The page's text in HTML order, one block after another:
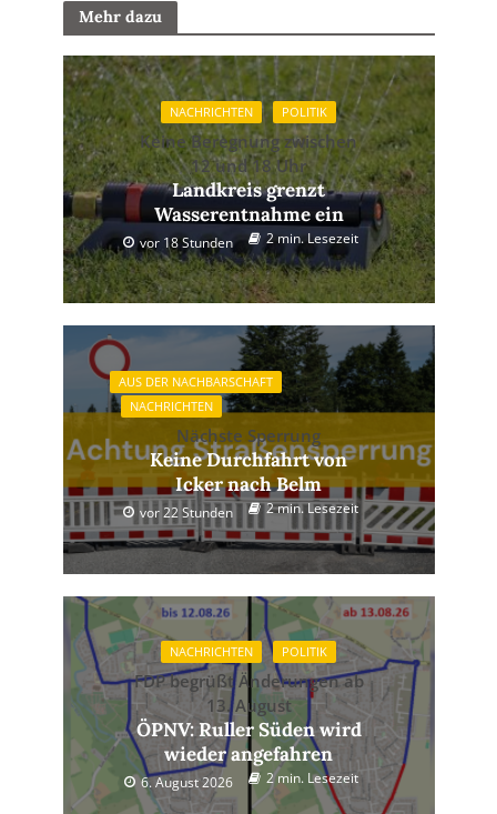
Mehr dazu
NACHRICHTEN POLITIK
Keine Beregnung zwischen
12 und 18 Uhr
Landkreis grenzt
Wasserentnahme ein
vor 18 Stunden 2 min. Lesezeit
AUS DER NACHBARSCHAFT
NACHRICHTEN
Nächste Sperrung
Keine Durchfahrt von
Icker nach Belm
vor 22 Stunden 2 min. Lesezeit
NACHRICHTEN POLITIK
FDP begrüßt Änderungen ab
13. August
ÖPNV: Ruller Süden wird
wieder angefahren
6. August 2026 2 min. Lesezeit